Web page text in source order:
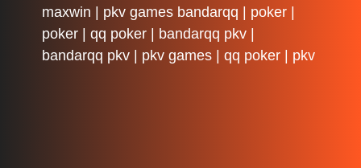
maxwin
pkv games bandarqq poker
poker
qq poker bandarqq pkv
bandarqq pkv
pkv games qq poker pkv